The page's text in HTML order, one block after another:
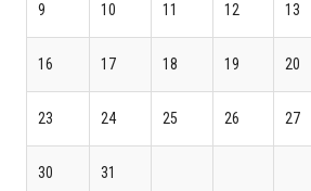
9 10 11 12 13
16 17 18 19 20
23 24 25 26 27
30 31